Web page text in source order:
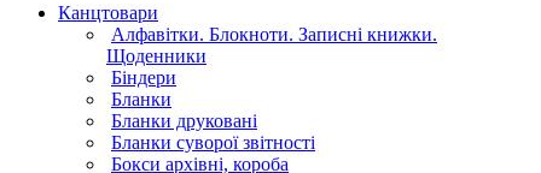
Канцтовари
Алфавітки. Блокноти. Записні книжки.
Щоденники
Біндери
Бланки
Бланки друковані
Бланки суворої звітності
Бокси архівні, короба